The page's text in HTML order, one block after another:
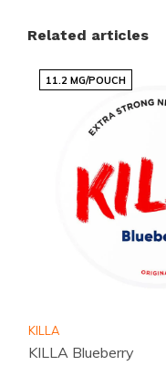
Bolsas por
Fuerza:Fuerte
Sabor:Frutas
Tipo de
Nicotina (mg)
Nicotina (mg)
Contenido por
Fabricante:
de Nicotina
No esperes más
Related articles
11.2 MG/POUCH
KILLA
KILLA Blueberry